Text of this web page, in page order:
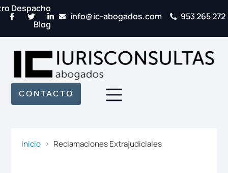
Despacho
Blog
info@ic-abogados.com 953 265 272
CONTACTO
Inicio Reclamaciones Extrajudiciales